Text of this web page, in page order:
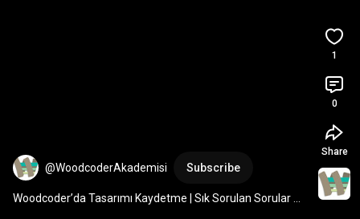
@WoodcoderAkademisi Subscribe
Woodcoder’da Tasarımı Kaydetme | Sık Sorulan Sorular
1
0
Share